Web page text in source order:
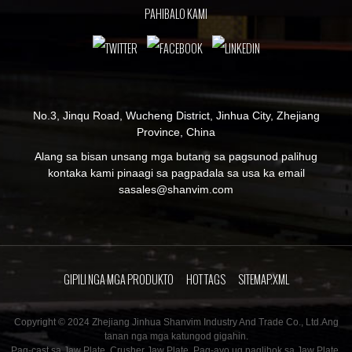
PAHIBALO KAMI
No.3, Jinqu Road, Wucheng District, Jinhua City, Zhejiang
Province, China
Alang sa bisan unsang mga butang sa pagsunod palihug
kontaka kami pinaagi sa pagpadala sa usa ka email
sasales@shanvim.com
GIPILI NGA MGA PRODUKTO HOT TAGS SITEMAP.XML
Copyright © 2024 Zhejiang Jinhua Shanvim Industry And Trade Co., Ltd.Ang
tanan nga mga katungod gigahin.